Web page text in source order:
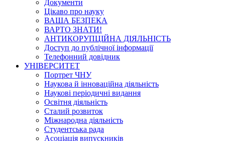
Документи
Цікаво про науку
ВАША БЕЗПЕКА
ВАРТО ЗНАТИ!
АНТИКОРУПЦІЙНА ДІЯЛЬНІСТЬ
Доступ до публічної інформації
Телефонний довідник
УНІВЕРСИТЕТ
Портрет ЧНУ
Наукова й інноваційна діяльність
Наукові періодичні видання
Освітня діяльність
Сталий розвиток
Міжнародна діяльність
Студентська рада
Асоціація випускників